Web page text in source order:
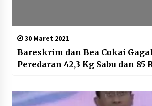
30 Maret 2021
Bareskrim dan Bea Cukai
Peredaran 42,3 Kg Sabu dan 85